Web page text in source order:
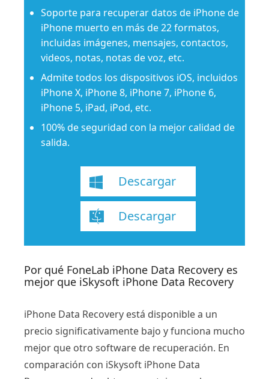
Soporte para recuperar datos de iPhone de
iPhone muerto en más de 22 formatos,
incluidas imágenes, mensajes, contactos,
videos, notas, notas de voz, etc.
Admite todos los dispositivos iOS, incluidos
iPhone X, iPhone 8, iPhone 7, iPhone 6,
iPhone 5, iPad, iPod, etc.
100% de seguridad con la mejor calidad de
salida.
Descargar
Descargar
Por qué FoneLab iPhone Data Recovery es
mejor que iSkysoft iPhone Data Recovery
iPhone Data Recovery está disponible a un
precio significativamente bajo y funciona mucho
mejor que otro software de recuperación. En
comparación con iSkysoft iPhone Data